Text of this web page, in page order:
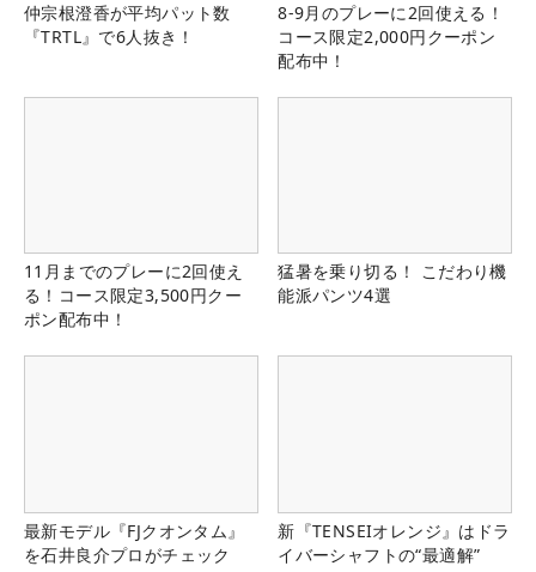
仲宗根澄香が平均パット数
『TRTL』で6人抜き！
8-9月のプレーに2回使える！
コース限定2,000円クーポン
配布中！
11月までのプレーに2回使え
る！コース限定3,500円クー
ポン配布中！
猛暑を乗り切る！ こだわり機
能派パンツ4選
最新モデル『FJクオンタム』
を石井良介プロがチェック
新『TENSEIオレンジ』はドラ
イバーシャフトの“最適解”